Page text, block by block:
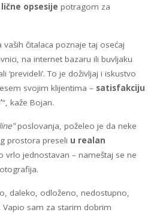
lične opsesije potragom za
vaših čitalaca poznaje taj osećaj
na internet bazaru ili buvljaku
‘prevideli’. To je doživljaj i iskustvo
svojim klijentima – satisfakciju
“, kaže Bojan.
poslovanja, poželeo je da neke
prostora preseli u realan
vrlo jednostavan – nameštaj se ne
daleko, odloženo, nedostupno,
sam za starim dobrim